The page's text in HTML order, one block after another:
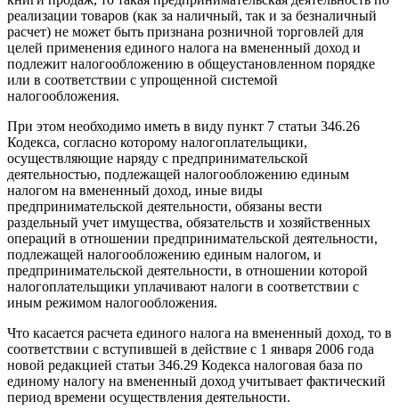
реализации товаров (как за наличный, так и за безналичный
расчет) не может быть признана розничной торговлей для
целей применения единого налога на вмененный доход и
подлежит налогообложению в общеустановленном порядке
или в соответствии с упрощенной системой
налогообложения.
При этом необходимо иметь в виду пункт 7 статьи 346.26
Кодекса, согласно которому налогоплательщики,
осуществляющие наряду с предпринимательской
деятельностью, подлежащей налогообложению единым
налогом на вмененный доход, иные виды
предпринимательской деятельности, обязаны вести
раздельный учет имущества, обязательств и хозяйственных
операций в отношении предпринимательской деятельности,
подлежащей налогообложению единым налогом, и
предпринимательской деятельности, в отношении которой
налогоплательщики уплачивают налоги в соответствии с
иным режимом налогообложения.
Что касается расчета единого налога на вмененный доход, то в
соответствии с вступившей в действие с 1 января 2006 года
новой редакцией статьи 346.29 Кодекса налоговая база по
единому налогу на вмененный доход учитывает фактический
период времени осуществления деятельности.